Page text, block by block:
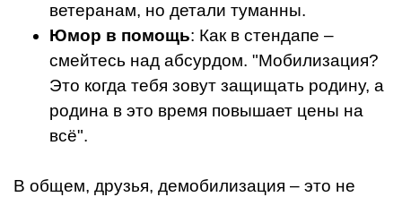
ветеранам, но детали туманны.
Юмор в помощь: Как в стендапе –
смейтесь над абсурдом. "Мобилизация?
Это когда тебя зовут защищать родину, а
родина в это время повышает цены на
всё".
В общем, друзья, демобилизация – это не